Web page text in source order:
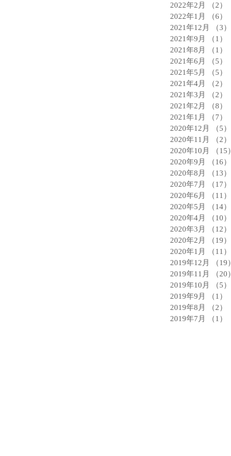
2022年2月 （2）
2022年1月
（6）
2021年12月
（3）
2021年9月
（1）
2021年8月
（1）
2021年6月
（5）
2021年5月
（5）
2021年4月
（2）
2021年3月
（2）
2021年2月
（8）
2021年1月
（7）
2020年12月
（5）
2020年11月
（2）
2020年10月
（15
2020年9月
（16）
2020年8月
（13）
2020年7月
（17）
2020年6月
（11）
2020年5月
（14）
2020年4月
（10）
2020年3月
（12）
2020年2月
（19）
2020年1月
（11）
2019年12月
（19
2019年11月
（20
2019年10月
（5）
2019年9月
（1）
2019年8月
（2）
2019年7月
（1）